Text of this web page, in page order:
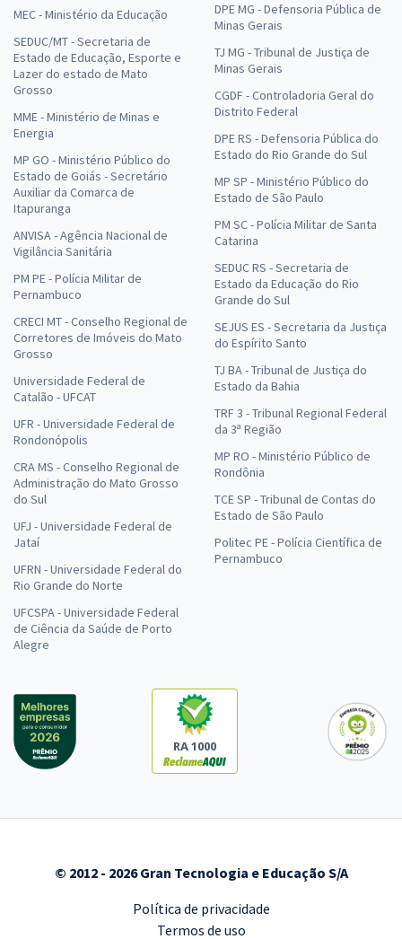
MEC - Ministério da Educação
SEDUC/MT - Secretaria de
Estado de Educação, Esporte e
Lazer do estado de Mato
Grosso
MME - Ministério de Minas e
Energia
MP GO - Ministério Público do
Estado de Goiás - Secretário
Auxiliar da Comarca de
Itapuranga
ANVISA - Agência Nacional de
Vigilância Sanitária
PM PE - Polícia Militar de
Pernambuco
CRECI MT - Conselho Regional de
Corretores de Imóveis do Mato
Grosso
Universidade Federal de
Catalão - UFCAT
UFR - Universidade Federal de
Rondonópolis
CRA MS - Conselho Regional de
Administração do Mato Grosso
do Sul
UFJ - Universidade Federal de
Jataí
UFRN - Universidade Federal do
Rio Grande do Norte
UFCSPA - Universidade Federal
de Ciência da Saúde de Porto
Alegre
DPE MG - Defensoria Pública de
Minas Gerais
TJ MG - Tribunal de Justiça de
Minas Gerais
CGDF - Controladoria Geral do
Distrito Federal
DPE RS - Defensoria Pública do
Estado do Rio Grande do Sul
MP SP - Ministério Público do
Estado de São Paulo
PM SC - Polícia Militar de Santa
Catarina
SEDUC RS - Secretaria de
Estado da Educação do Rio
Grande do Sul
SEJUS ES - Secretaria da Justiça
do Espírito Santo
TJ BA - Tribunal de Justiça do
Estado da Bahia
TRF 3 - Tribunal Regional Federal
da 3ª Região
MP RO - Ministério Público de
Rondônia
TCE SP - Tribunal de Contas do
Estado de São Paulo
Politec PE - Polícia Científica de
Pernambuco
RA 1000
© 2012 - 2026 Gran Tecnologia e Educação S/A
Política de privacidade
Termos de uso